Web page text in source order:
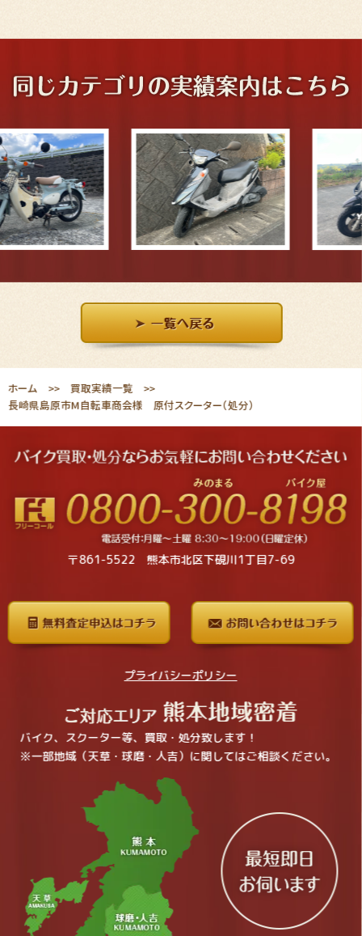
ホーム 買取実績一覧
長崎県島原市M自転車商会様 原付スクーター（処分）
〒861-5522 熊本市北区下硯川1丁目7-69
プライバシーポリシー
バイク、スクーター等、買取・処分致します！
※一部地域（天草・球磨・人吉）に関してはご相談ください。